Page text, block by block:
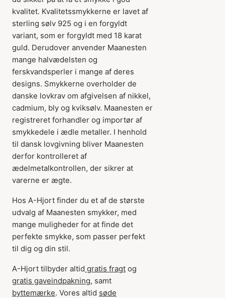
kvalitet. Kvalitetssmykkerne er lavet af
sterling sølv 925 og i en forgyldt
variant, som er forgyldt med 18 karat
guld. Derudover anvender Maanesten
mange halvædelsten og
ferskvandsperler i mange af deres
designs. Smykkerne overholder de
danske lovkrav om afgivelsen af nikkel,
cadmium, bly og kviksølv. Maanesten er
registreret forhandler og importør af
smykkedele i ædle metaller. I henhold
til dansk lovgivning bliver Maanesten
derfor kontrolleret af
ædelmetalkontrollen, der sikrer at
varerne er ægte.
Hos A-Hjort finder du et af de største
udvalg af Maanesten smykker, med
mange muligheder for at finde det
perfekte smykke, som passer perfekt
til dig og din stil.
A-Hjort tilbyder altid gratis fragt og
gratis gaveindpakning, samt
byttemærke. Vores altid søde